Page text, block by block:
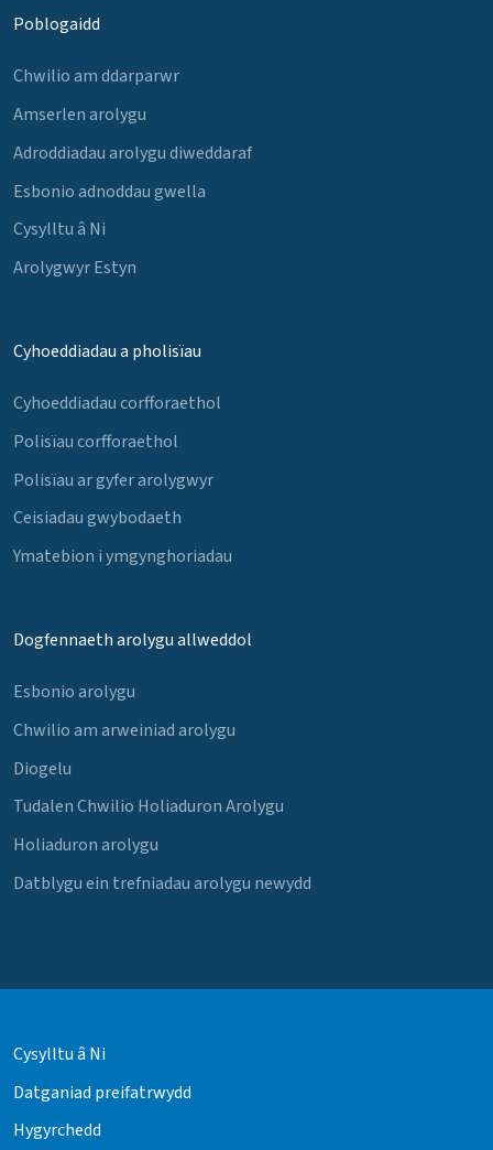
Poblogaidd
Chwilio am ddarparwr
Amserlen arolygu
Adroddiadau arolygu diweddaraf
Esbonio adnoddau gwella
Cysylltu â Ni
Arolygwyr Estyn
Cyhoeddiadau a pholisïau
Cyhoeddiadau corfforaethol
Polisïau corfforaethol
Polisïau ar gyfer arolygwyr
Ceisiadau gwybodaeth
Ymatebion i ymgynghoriadau
Dogfennaeth arolygu allweddol
Esbonio arolygu
Chwilio am arweiniad arolygu
Diogelu
Tudalen Chwilio Holiaduron Arolygu
Holiaduron arolygu
Datblygu ein trefniadau arolygu newydd
Cysylltu â Ni
Datganiad preifatrwydd
Hygyrchedd